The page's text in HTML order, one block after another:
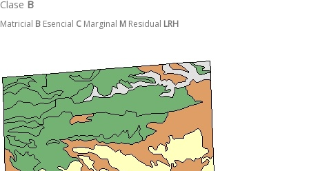
Clase B
Matricial B Esencial C Marginal M Residual LRH